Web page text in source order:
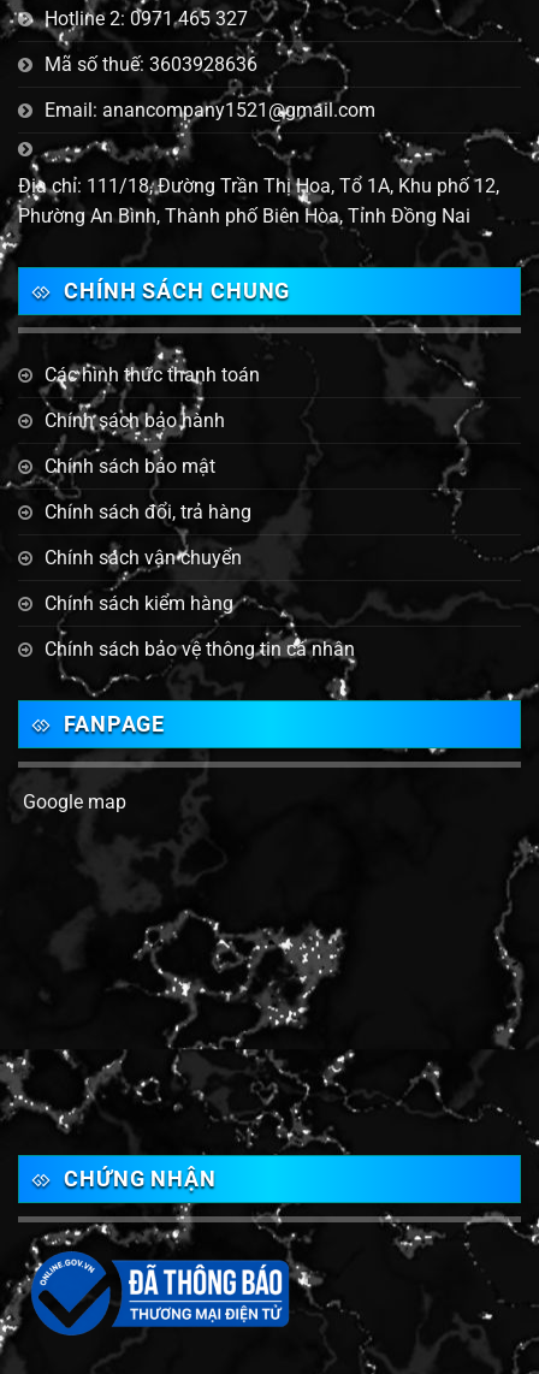
Hotline 2: 0971 465 327
Mã số thuế: 3603928636
Email: anancompany1521@gmail.com
Địa chỉ: 111/18, Đường Trần Thị Hoa, Tổ 1A, Khu phố 12,
Phường An Bình, Thành phố Biên Hòa, Tỉnh Đồng Nai
CHÍNH SÁCH CHUNG
Các hình thức thanh toán
Chính sách bảo hành
Chính sách bảo mật
Chính sách đổi, trả hàng
Chính sách vận chuyển
Chính sách kiểm hàng
Chính sách bảo vệ thông tin cá nhân
FANPAGE
Google map
CHỨNG NHẬN